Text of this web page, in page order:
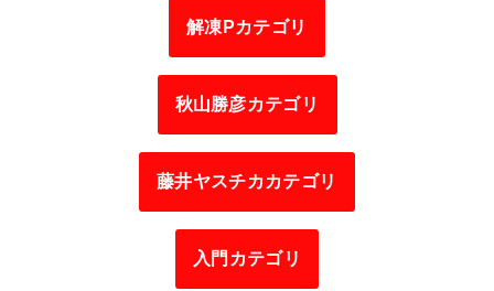
解凍Pカテゴリ
秋山勝彦カテゴリ
藤井ヤスチカカテゴリ
入門カテゴリ